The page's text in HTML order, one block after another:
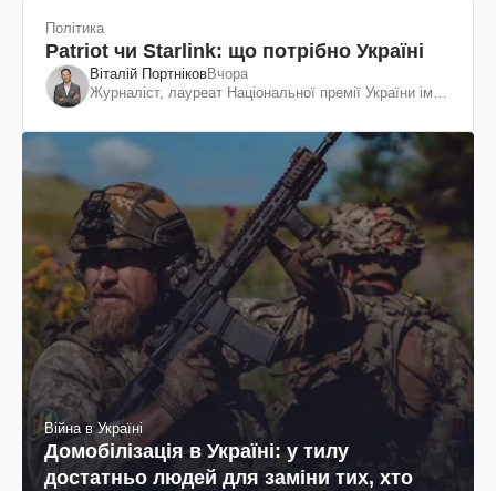
Політика
Patriot чи Starlink: що потрібно Україні
Віталій ПортніковВчора
Журналіст, лауреат Національної премії України ім.
Війна в Україні
Домобілізація в Україні: у тилу
достатньо людей для заміни тих, хто